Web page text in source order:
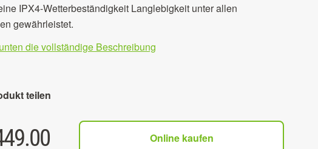
IPX4-Wetterbeständigkeit Langlebigkeit unter allen
gewährleistet.
die vollständige Beschreibung
teilen
Online kaufen